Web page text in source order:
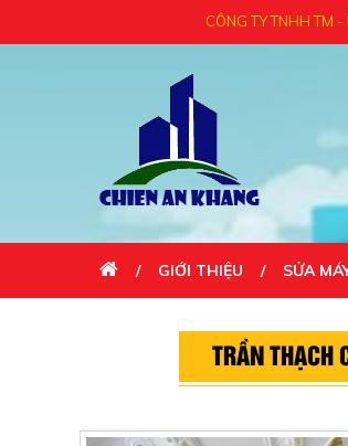
CÔNG TY TNHH TM - DV
GIỚI THIỆU SỬA
TRẦN THẠCH